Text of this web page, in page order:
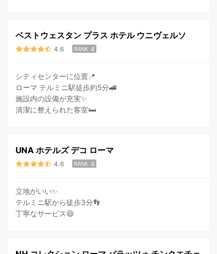
ベストウェスタン プラス ホテル ウニヴェルソ
4.6 RANK 4
シティセンターに位置📍
ローマ テルミニ駅徒歩約5分🚄
施設内の設備が充実✨
清潔に整えられた客室🛏
UNA ホテルズ デコ ローマ
4.6 RANK 4
立地がいい✨
テルミニ駅から徒歩3分👣
丁寧なサービス😄